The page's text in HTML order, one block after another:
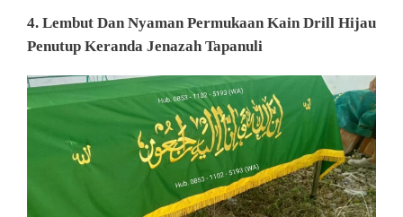
4. Lembut Dan Nyaman Permukaan Kain Drill Hijau
Penutup Keranda Jenazah Tapanuli